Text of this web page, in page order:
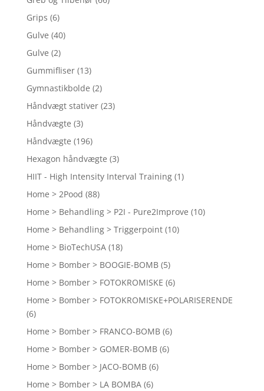
Grips (6)
Gulve (40)
Gulve (2)
Gummifliser (13)
Gymnastikbolde (2)
Håndvægt stativer (23)
Håndvægte (3)
Håndvægte (196)
Hexagon håndvægte (3)
HIIT - High Intensity Interval Training (1)
Home > 2Pood (88)
Home > Behandling > P2I - Pure2Improve (10)
Home > Behandling > Triggerpoint (10)
Home > BioTechUSA (18)
Home > Bomber > BOOGIE-BOMB (5)
Home > Bomber > FOTOKROMISKE (6)
Home > Bomber > FOTOKROMISKE+POLARISERENDE
(6)
Home > Bomber > FRANCO-BOMB (6)
Home > Bomber > GOMER-BOMB (6)
Home > Bomber > JACO-BOMB (6)
Home > Bomber > LA BOMBA (6)